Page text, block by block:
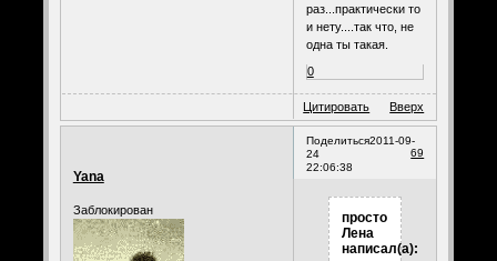
раз...практически то
и нету....так что, не
одна ты такая.
0
Цитировать Вверх
Поделиться
69
2011-09-
24
22:06:38
Yana
Заблокирован
просто
Лена
написал(а):